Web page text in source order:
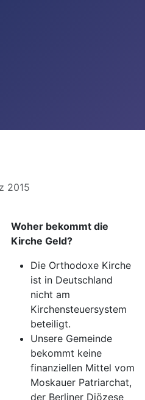
2015
Woher bekommt die
Kirche Geld?
Die Orthodoxe Kirche
ist in Deutschland
nicht am
Kirchensteuersystem
beteiligt.
Unsere Gemeinde
bekommt keine
finanziellen Mittel vom
Moskauer Patriarchat,
der Berliner Diözese